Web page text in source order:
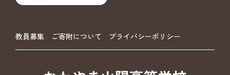
教員募集 ご寄附について プライバシーポリシー